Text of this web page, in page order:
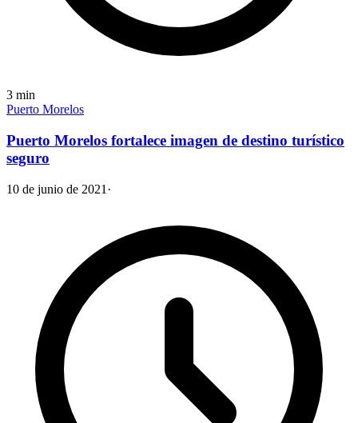
3 min
Puerto Morelos
Puerto Morelos fortalece imagen de destino turístico
seguro
10 de junio de 2021 ·